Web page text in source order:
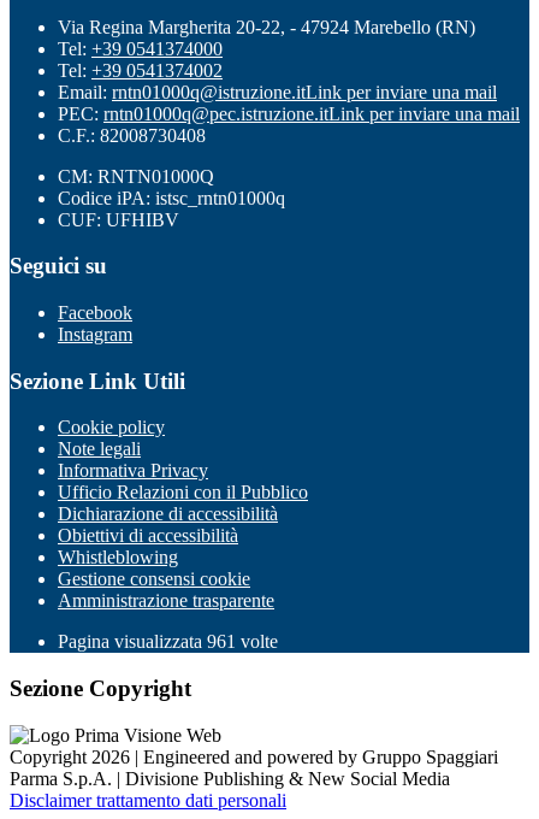
Via Regina Margherita 20-22, - 47924 Marebello (RN)
Tel: +39 0541374000
Tel: +39 0541374002
Email: rntn01000q@istruzione.itLink per inviare una mail
PEC: rntn01000q@pec.istruzione.itLink per inviare una mail
C.F.: 82008730408
CM: RNTN01000Q
Codice iPA: istsc_rntn01000q
CUF: UFHIBV
Seguici su
Facebook
Instagram
Sezione Link Utili
Cookie policy
Note legali
Informativa Privacy
Ufficio Relazioni con il Pubblico
Dichiarazione di accessibilità
Obiettivi di accessibilità
Whistleblowing
Gestione consensi cookie
Amministrazione trasparente
Pagina visualizzata 961 volte
Sezione Copyright
Copyright 2026 | Engineered and powered by Gruppo Spaggiari
Parma S.p.A. | Divisione Publishing & New Social Media
Disclaimer trattamento dati personali